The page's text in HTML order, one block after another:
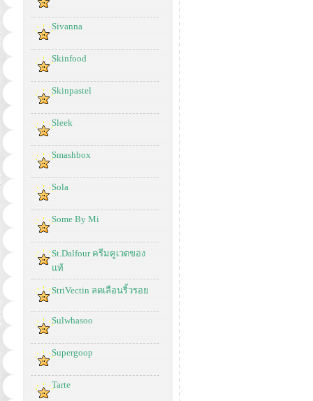
Sivanna
Skinfood
Skinpastel
Sleek
Smashbox
Sola
Some By Mi
St.Dalfour ครีมคูเวตของ
แท้
StriVectin ลดเลือนริ้วรอย
Sulwhasoo
Supergoop
Tarte